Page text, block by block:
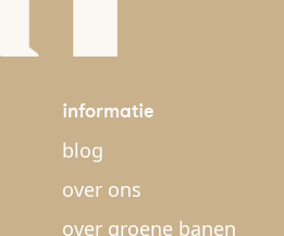
informatie
blog
over ons
over groene banen